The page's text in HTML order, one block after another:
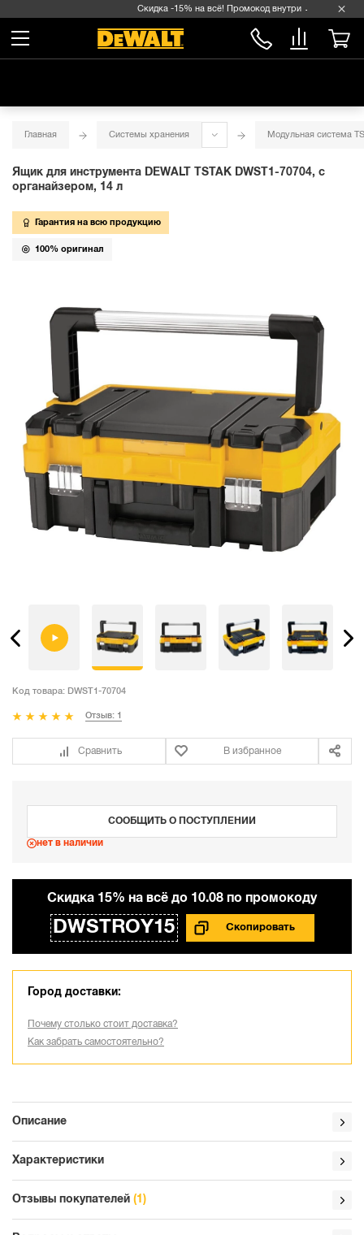
Скидка -15% на всё! Промокод внутри →
Главная Системы хранения Модульная система
Ящик для инструмента DEWALT TSTAK DWST1-70704, c
органайзером, 14 л
Гарантия на всю продукцию
100% оригинал
Код товара: DWST1-70704
Отзыв: 1
Сравнить В избранное
СООБЩИТЬ О ПОСТУПЛЕНИИ
нет в наличии
Cкидка 15% на всё до 10.08 по промокоду
DWSTROY15
Город доставки:
Почему столько стоит доставка?
Как забрать самостоятельно?
Описание
Характеристики
Отзывы покупателей (1)